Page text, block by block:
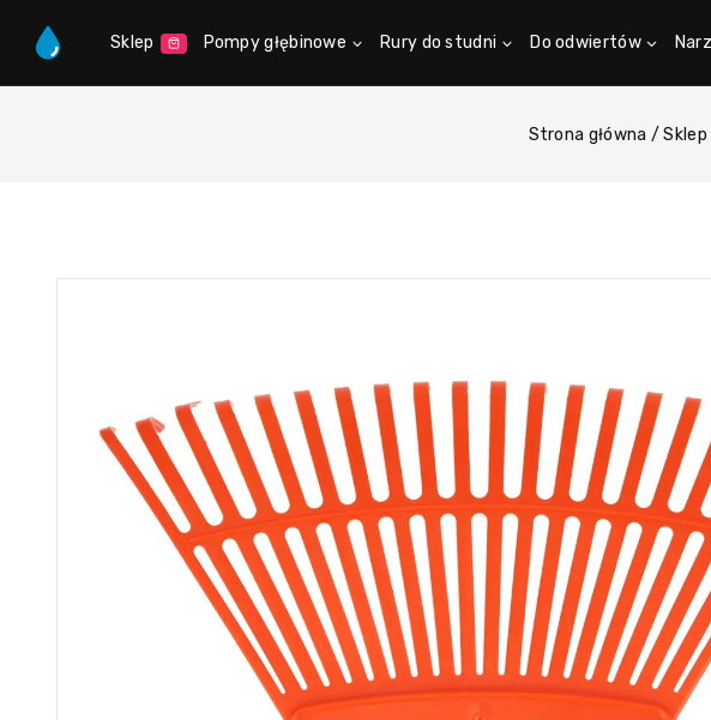
Sklep Pompy głębinowe Rury do studni Do odwiertów
Strona główna / Sklep